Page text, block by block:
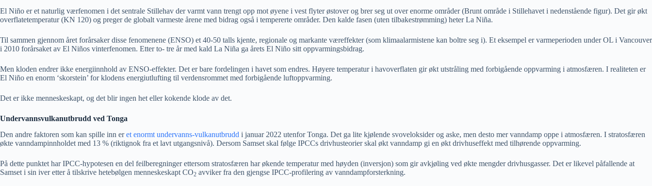
El Niño er et naturlig værfenomen i det sentrale Stillehav der varmt vann trengt opp mot øyene i vest flyter østover og brer seg ut over enorme områder (Brunt område i Stillehavet i nedenstående figur). Det gir økt
overflatetemperatur (KN 120) og preger de globalt varmeste årene med bidrag også i tempererte områder. Den kalde fasen (uten tilbakestrømming) heter La Niña.
Til sammen gjennom året forårsaker disse fenomenene (ENSO) et 40-50 talls kjente, regionale og markante væreffekter (som klimaalarmistene kan boltre seg i). Et eksempel er varmeperioden under OL i Vancouver
i 2010 forårsaket av El Niños vinterfenomen. Etter to- tre år med kald La Niña ga årets El Niño sitt oppvarmingsbidrag.
Men kloden endrer ikke energiinnhold av ENSO-effekter. Det er bare fordelingen i havet som endres. Høyere temperatur i havoverflaten gir økt utstråling med forbigående oppvarming i atmosfæren. I realiteten er
El Niño en enorm ‘skorstein’ for klodens energiutlufting til verdensrommet med forbigående luftoppvarming.
Det er ikke menneskeskapt, og det blir ingen het eller kokende klode av det.
Undervannsvulkanutbrudd ved Tonga
Den andre faktoren som kan spille inn eret enormt undervanns-vulkanutbrudd i januar 2022 utenfor Tonga. Det ga lite kjølende svoveloksider og aske, men desto mer vanndamp oppe i atmosfæren. I stratosfæren
økte vanndampinnholdet med 13 % (riktignok fra et lavt utgangsnivå). Dersom Samset skal følge IPCCs drivhusteorier skal økt vanndamp gi en økt drivhuseffekt med tilhørende oppvarming.
På dette punktet har IPCC-hypotesen en del feilberegninger ettersom stratosfæren har økende temperatur med høyden (inversjon) som gir avkjøling ved økte mengder drivhusgasser. Det er likevel påfallende at
Samset i sin iver etter å tilskrive hetebølgen menneskeskapt CO2 avviker fra den gjengse IPCC-profilering av vanndampforsterkning.